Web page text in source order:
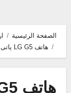
الصفحة الرئيسية
هاتف LG G5 ياتى بكاميرا 20MP, و بمعالج Snapdragon 820